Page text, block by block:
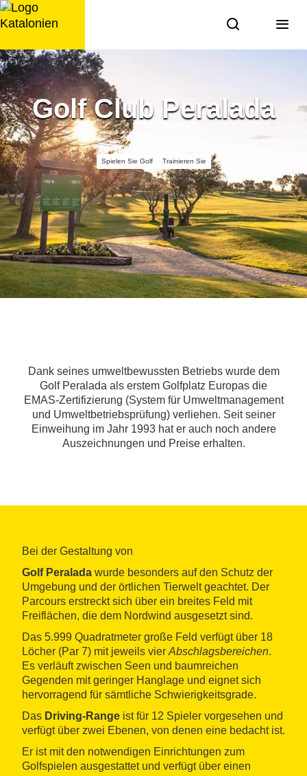
Zum
Inhalt
Golf Club Peralada
Spielen Sie Golf Trainieren Sie
Dank seines umweltbewussten Betriebs wurde dem
Golf Peralada als erstem Golfplatz Europas die
EMAS-Zertifizierung (System für Umweltmanagement
und Umweltbetriebsprüfung) verliehen. Seit seiner
Einweihung im Jahr 1993 hat er auch noch andere
Auszeichnungen und Preise erhalten.
Bei der Gestaltung von
Golf Peralada wurde besonders auf den Schutz der
Umgebung und der örtlichen Tierwelt geachtet. Der
Parcours erstreckt sich über ein breites Feld mit
Freiflächen, die dem Nordwind ausgesetzt sind.
Das 5.999 Quadratmeter große Feld verfügt über 18
Löcher (Par 7) mit jeweils vier Abschlagsbereichen.
Es verläuft zwischen Seen und baumreichen
Gegenden mit geringer Hanglage und eignet sich
hervorragend für sämtliche Schwierigkeitsgrade.
Das Driving-Range ist für 12 Spieler vorgesehen und
verfügt über zwei Ebenen, von denen eine bedacht ist.
Er ist mit den notwendigen Einrichtungen zum
Golfspielen ausgestattet und verfügt über einen